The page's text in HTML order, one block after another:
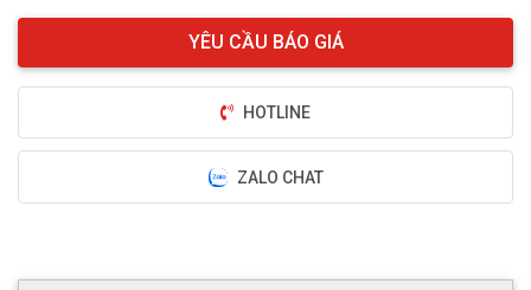
HOTLINE
ZALO CHAT